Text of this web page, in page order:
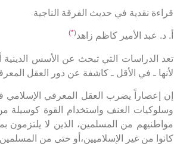
قراءة نقدية في حديث الفرقة الناجية
أ. د. عبد الأمير كاظم زاهد(
*)
تعد الدراسات التي تبحث عن الأسس الدينية
لأنها ـ في الأقل ـ كاشفة عن دور العقل
إن إعصاراً يضرب العقل المعرفي
وسلوكيات العنف واستخدام القوة كوسيلة
مواطنيهم من المسلمين، الذين لا يلتزمون
كانوا من غير الإسلاميين،أو حتى من